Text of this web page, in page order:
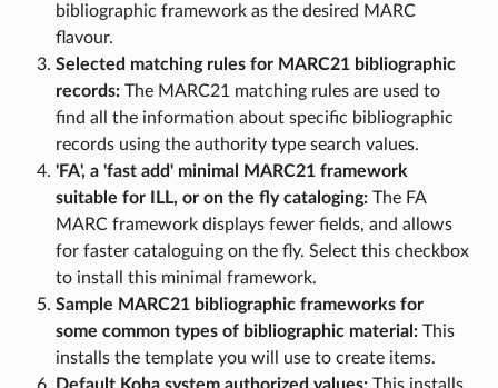
bibliographic framework as the desired MARC
flavour.
Selected matching rules for MARC21 bibliographic
records:The MARC21 matching rules are used to
find all the information about specific bibliographic
records using the authority type search values.
'FA', a 'fast add' minimal MARC21 framework
suitable for ILL, or on the fly cataloging:The FA
MARC framework displays fewer fields, and allows
for faster cataloguing on the fly. Select this checkbox
to install this minimal framework.
Sample MARC21 bibliographic frameworks for
some common types of bibliographic material:This
installs the template you will use to create items.